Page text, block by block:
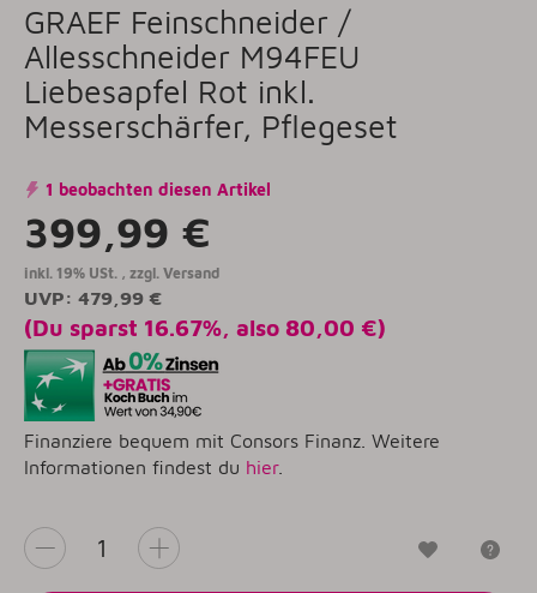
GRAEF Feinschneider /
Allesschneider M94FEU
Liebesapfel Rot inkl.
Messerschärfer, Pflegeset
1 beobachten diesen Artikel
399,99 €
inkl. 19% USt. , zzgl. Versand
UVP: 479,99 €
(Du sparst 16.67%, also 80,00 €)
Finanziere bequem mit Consors Finanz. Weitere
Informationen findest du hier.